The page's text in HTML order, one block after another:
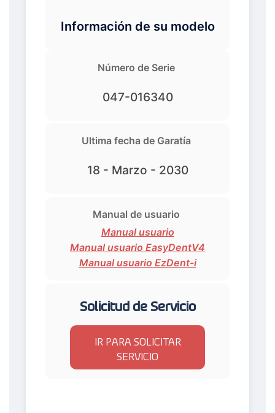
Información de su modelo
Número de Serie
047-016340
Ultima fecha de Garatía
18 - Marzo - 2030
Manual de usuario
Manual usuario
Manual usuario EasyDentV4
Manual usuario EzDent-i
Solicitud de Servicio
IR PARA SOLICITAR
SERVICIO